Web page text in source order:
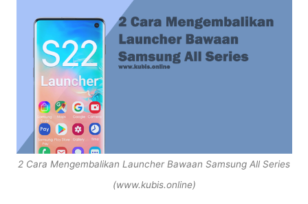
2 Cara Mengembalikan Launcher Bawaan Samsung All Series
(www.kubis.online)